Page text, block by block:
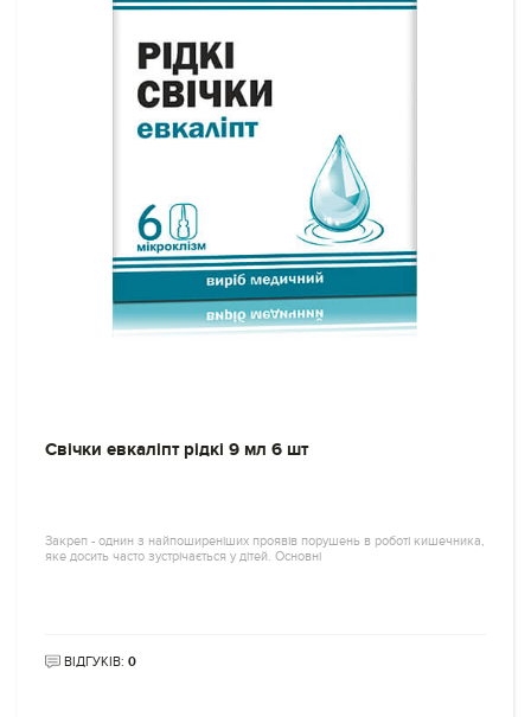
Свічки евкаліпт рідкі 9 мл 6 шт
Закреп - однин з найпоширеніших проявів порушень в роботі кишечника,
яке досить часто зустрічається у дітей. Основні
ВІДГУКІВ: 0